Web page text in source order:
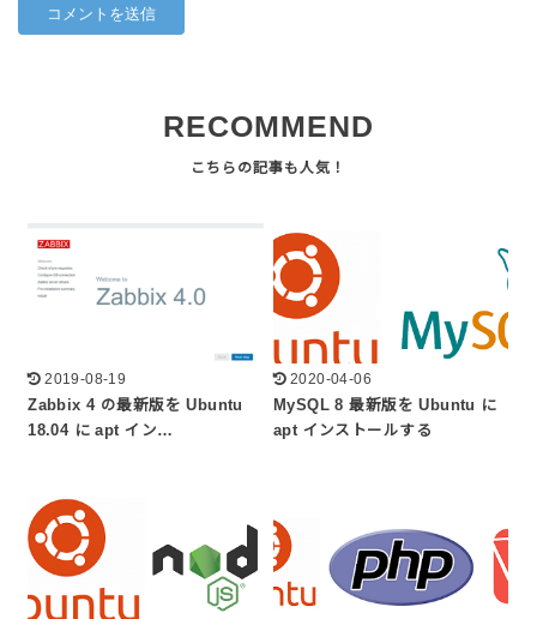
RECOMMEND
2019-08-19
Zabbix 4 の最新版を Ubuntu
18.04 に apt イン…
2020-04-06
MySQL 8 最新版を Ubuntu に
apt インストールする